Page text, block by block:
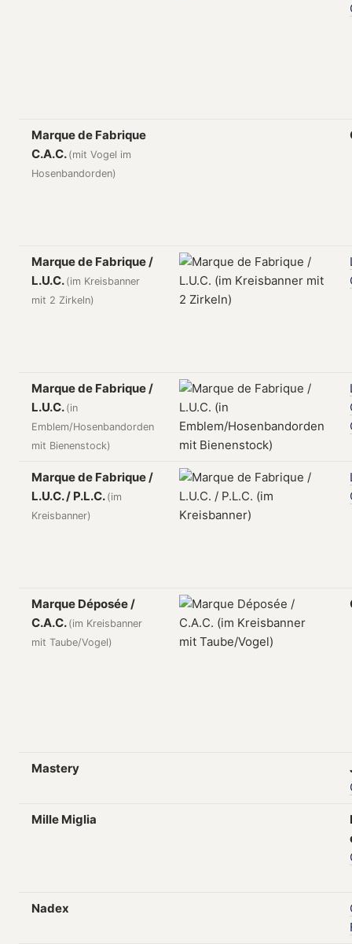
Marque de Fabrique
C.A.C. (mit Vogel im
Hosenbandorden)
Marque de Fabrique /
L.U.C. (im Kreisbanner
mit 2 Zirkeln)
Marque de Fabrique /
L.U.C. (in
Emblem/Hosenbandorden
mit Bienenstock)
Marque de Fabrique /
L.U.C. / P.L.C. (im
Kreisbanner)
Marque Déposée /
C.A.C. (im Kreisbanner
mit Taube/Vogel)
Mastery
Mille Miglia
Nadex